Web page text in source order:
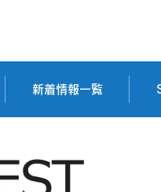
新着情報一覧